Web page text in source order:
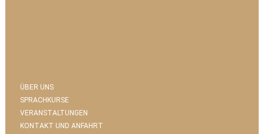
ÜBER UNS
SPRACHKURSE
VERANSTALTUNGEN
KONTAKT UND ANFAHRT